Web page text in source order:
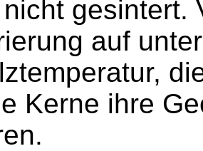
gesintert.
auf
Kerne ihre